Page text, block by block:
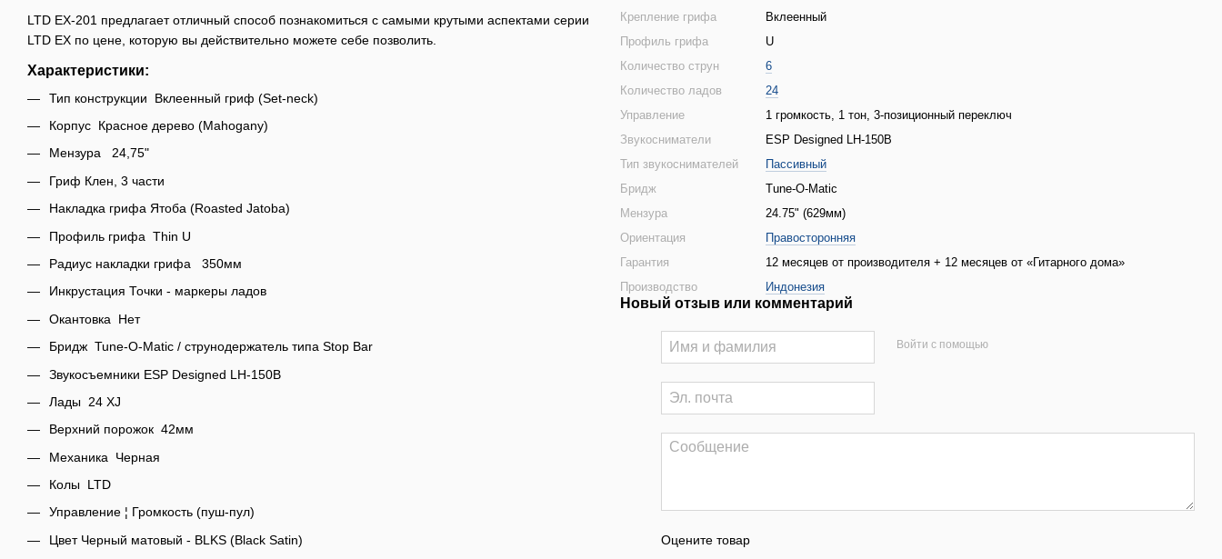
LTD EX-201 предлагает отличный способ познакомиться с самыми крутыми аспектами серии
LTD EX по цене, которую вы действительно можете себе позволить.
Характеристики:
Тип конструкции Вклеенный гриф (Set-neck)
Корпус Красное дерево (Mahogany)
Мензура 24,75"
Гриф Клен, 3 части
Накладка грифа Ятоба (Roasted Jatoba)
Профиль грифа Thin U
Радиус накладки грифа 350мм
Инкрустация Точки - маркеры ладов
Окантовка Нет
Бридж Tune-O-Matic / струнодержатель типа Stop Bar
Звукосъемники ESP Designed LH-150B
Лады 24 XJ
Верхний порожок 42мм
Механика Черная
Колы LTD
Управление ¦ Громкость (пуш-пул)
Цвет Черный матовый - BLKS (Black Satin)
Крепление грифа
Вклеенный
Профиль грифа
U
Количество струн
6
Количество ладов
24
Управление
1 громкость, 1 тон, 3-позиционный переключ
Звукосниматели
ESP Designed LH-150B
Тип звукоснимателей
Пассивный
Бридж
Tune-O-Matic
Мензура
24.75" (629мм)
Ориентация
Правосторонняя
Гарантия
12 месяцев от производителя + 12 месяцев от «Гитарного дома»
Производство
Индонезия
Новый отзыв или комментарий
Войти с помощью
Оцените товар